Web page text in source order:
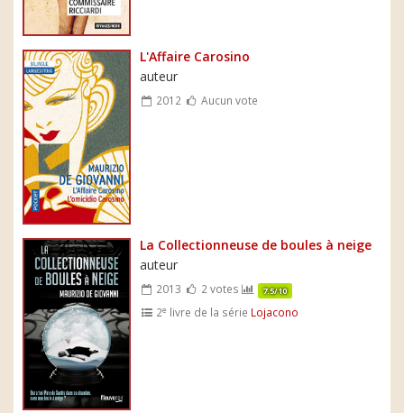
L'Affaire Carosino
auteur
2012 Aucun vote
La Collectionneuse de boules à neige
auteur
2013 2 votes 7.5/10
2e livre de la série Lojacono